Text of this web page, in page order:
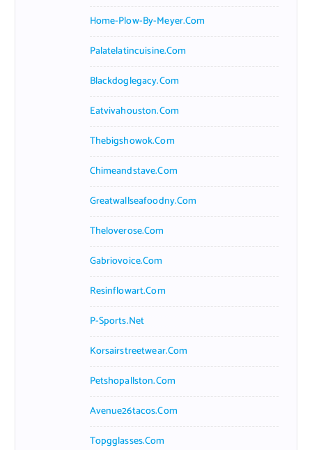
Home-Plow-By-Meyer.com
Palatelatincuisine.com
Blackdoglegacy.com
Eatvivahouston.com
Thebigshowok.com
Chimeandstave.com
Greatwallseafoodny.com
Theloverose.com
Gabriovoice.com
Resinflowart.com
P-Sports.net
Korsairstreetwear.com
Petshopallston.com
Avenue26tacos.com
Topgglasses.com